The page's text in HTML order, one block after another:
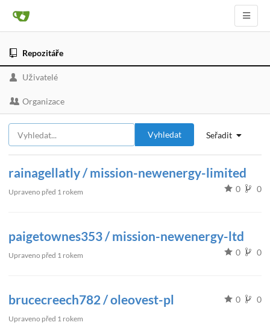
Repozitáře
Uživatelé
Organizace
Seřadit
Vyhledat
rainagellatly / mission-newenergy-limited
0 0
Upraveno před 1 rokem
paigetownes353 / mission-newenergy-ltd
0 0
Upraveno před 1 rokem
brucecreech782 / oleovest-pl 0 0
Upraveno před 1 rokem